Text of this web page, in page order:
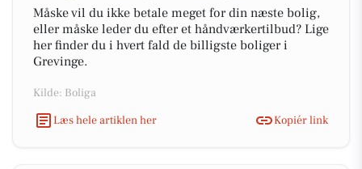
Måske vil du ikke betale meget for din næste bolig,
eller måske leder du efter et håndværkertilbud? Lige
her finder du i hvert fald de billigste boliger i
Grevinge.
Kilde: Boliga
Læs hele artiklen her
Kopiér link